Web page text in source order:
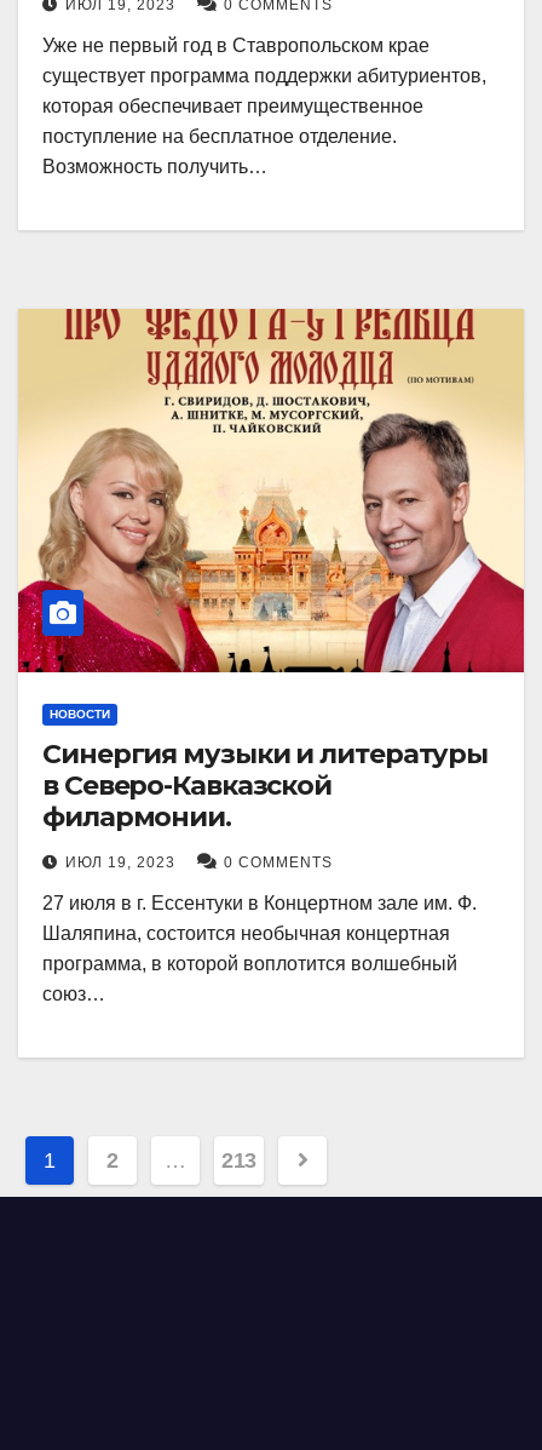
установленными мерами, с
целью поступления в
медицинский вуз в районе.
ИЮЛ 19, 2023 0 COMMENTS
Уже не первый год в Ставропольском крае
существует программа поддержки абитуриентов,
которая обеспечивает преимущественное
поступление на бесплатное отделение.
Возможность получить…
НОВОСТИ
Синергия музыки и литературы
в Северо-Кавказской
филармонии.
ИЮЛ 19, 2023 0 COMMENTS
27 июля в г. Ессентуки в Концертном зале им. Ф.
Шаляпина, состоится необычная концертная
программа, в которой воплотится волшебный
союз…
Навигация
по
1 2 … 213